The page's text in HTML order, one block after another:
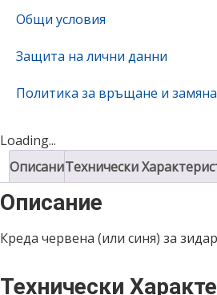
Oбщи условия
Защита на лични данни
Политика за връщане и замяна
Loading...
ОписаниеТехнически
Описание
Креда червена (или синя) за
Технически